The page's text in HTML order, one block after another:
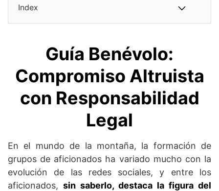
Index
Guía Benévolo:
Compromiso Altruista
con Responsabilidad
Legal
En el mundo de la montaña, la formación de
grupos de aficionados ha variado mucho con la
evolución de las redes sociales, y entre los
aficionados, sin saberlo, destaca la figura del